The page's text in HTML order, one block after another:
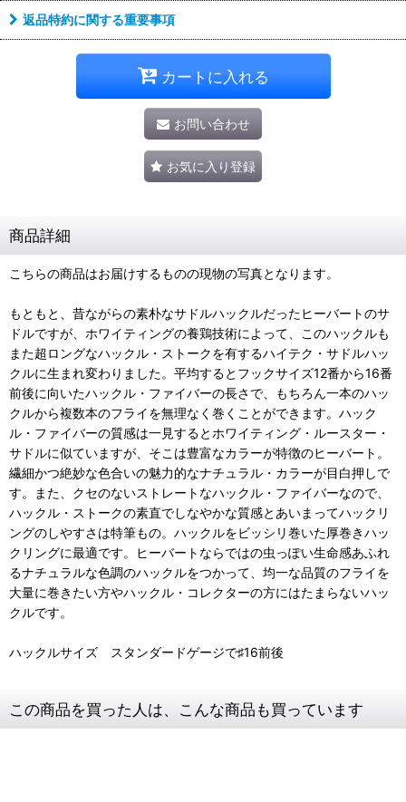
返品特約に関する重要事項
カートに入れる
お問い合わせ
お気に入り登録
商品詳細
こちらの商品はお届けするものの現物の写真となります。
もともと、昔ながらの素朴なサドルハックルだったヒーバートのサ
ドルですが、ホワイティングの養鶏技術によって、このハックルも
また超ロングなハックル・ストークを有するハイテク・サドルハッ
クルに生まれ変わりました。平均するとフックサイズ12番から16番
前後に向いたハックル・ファイバーの長さで、もちろん一本のハッ
クルから複数本のフライを無理なく巻くことができます。ハック
ル・ファイバーの質感は一見するとホワイティング・ルースター・
サドルに似ていますが、そこは豊富なカラーが特徴のヒーバート。
繊細かつ絶妙な色合いの魅力的なナチュラル・カラーが目白押しで
す。また、クセのないストレートなハックル・ファイバーなので、
ハックル・ストークの素直でしなやかな質感とあいまってハックリ
ングのしやすさは特筆もの。ハックルをビッシリ巻いた厚巻きハッ
クリングに最適です。ヒーバートならではの虫っぽい生命感あふれ
るナチュラルな色調のハックルをつかって、均一な品質のフライを
大量に巻きたい方やハックル・コレクターの方にはたまらないハッ
クルです。
ハックルサイズ スタンダードゲージで♯16前後
この商品を買った人は、こんな商品も買っています